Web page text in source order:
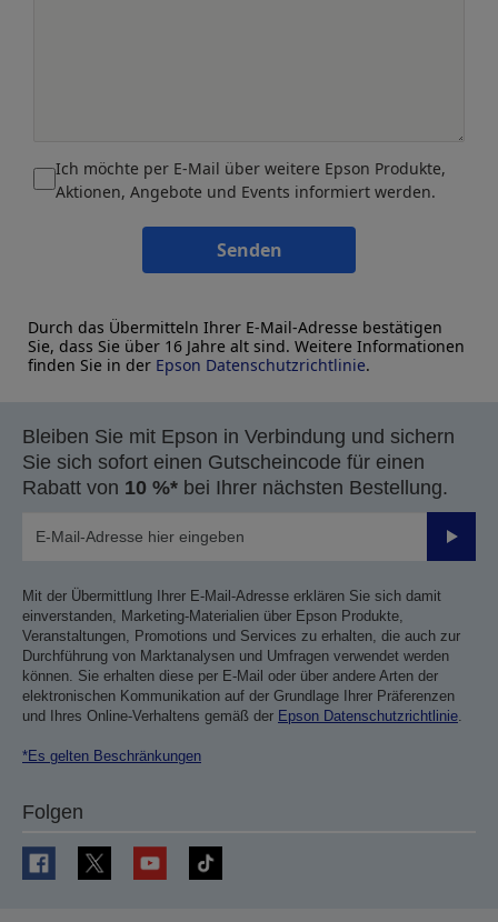
Ich möchte per E-Mail über weitere Epson Produkte,
Aktionen, Angebote und Events informiert werden.
Senden
Durch das Übermitteln Ihrer E-Mail-Adresse bestätigen
Sie, dass Sie über 16 Jahre alt sind. Weitere Informationen
finden Sie in der Epson Datenschutzrichtlinie.
Bleiben Sie mit Epson in Verbindung und sichern
Sie sich sofort einen Gutscheincode für einen
Rabatt von 10 %* bei Ihrer nächsten Bestellung.
Mit der Übermittlung Ihrer E-Mail-Adresse erklären Sie sich damit
einverstanden, Marketing-Materialien über Epson Produkte,
Veranstaltungen, Promotions und Services zu erhalten, die auch zur
Durchführung von Marktanalysen und Umfragen verwendet werden
können. Sie erhalten diese per E-Mail oder über andere Arten der
elektronischen Kommunikation auf der Grundlage Ihrer Präferenzen
und Ihres Online-Verhaltens gemäß der Epson Datenschutzrichtlinie.
*Es gelten Beschränkungen
Folgen